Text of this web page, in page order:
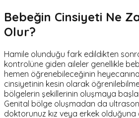
Bebeğin Cinsiyeti Ne
Olur?
Hamile olunduğu fark edildikten
kontrolüne giden aileler genellikle
hemen öğrenebileceğinin
cinsiyetinin kesin olarak
bölgelerin şekillerinin oluşmaya
Genital bölge oluşmadan da
doktorunuz kız veya erkek